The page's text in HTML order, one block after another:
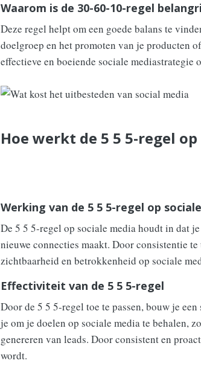
Waarom is de 30-60-10-regel
Deze regel helpt om een goede balans te
doelgroep en het promoten van je producten
effectieve en boeiende sociale mediastrategie
Hoe werkt de 5 5 5-regel
Werking van de 5 5 5-regel op
De 5 5 5-regel op sociale media houdt in dat
nieuwe connecties maakt. Door consistentie
zichtbaarheid en betrokkenheid op sociale
Effectiviteit van de 5 5 5-regel
Door de 5 5 5-regel toe te passen, bouw je
je om je doelen op sociale media te behalen,
genereren van leads. Door consistent en
wordt.